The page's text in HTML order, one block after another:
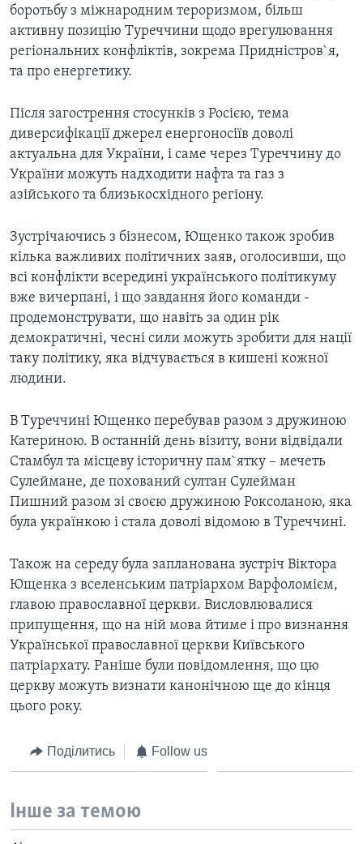
боротьбу з міжнародним тероризмом, більш
активну позицію Туреччини щодо врегулювання
регіональних конфліктів, зокрема Придністров`я,
та про енергетику.
Після загострення стосунків з Росією, тема
диверсифікації джерел енергоносіїв доволі
актуальна для України, і саме через Туреччину до
України можуть надходити нафта та газ з
азійського та близькосхідного регіону.
Зустрічаючись з бізнесом, Ющенко також зробив
кілька важливих політичних заяв, оголосивши, що
всі конфлікти всередині українського політикуму
вже вичерпані, і що завдання його команди -
продемонструвати, що навіть за один рік
демократичні, чесні сили можуть зробити для нації
таку політику, яка відчувається в кишені кожної
людини.
В Туреччині Ющенко перебував разом з дружиною
Катериною. В останній день візиту, вони відвідали
Стамбул та місцеву історичну пам`ятку – мечеть
Сулеймане, де похований султан Сулейман
Пишний разом зі своєю дружиною Роксоланою, яка
була українкою і стала доволі відомою в Туреччині.
Також на середу була запланована зустріч Віктора
Ющенка з вселенським патріархом Варфоломієм,
главою православної церкви. Висловлювалися
припущення, що на нiй мова йтиме і про визнання
Української православної церкви Київського
патріархату. Раніше були повідомлення, що цю
церкву можуть визнати канонічною ще до кінця
цього року.
Поділитись Follow us
Інше за темою